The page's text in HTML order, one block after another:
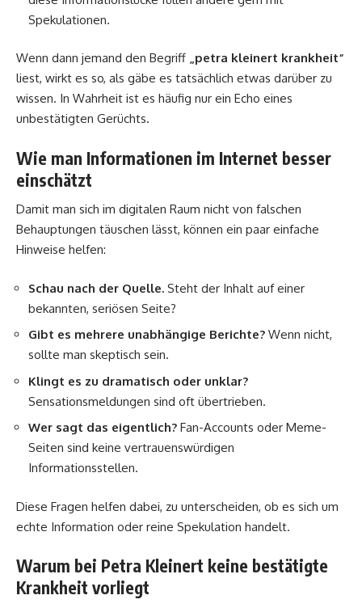
Spekulationen.
Wenn dann jemand den Begriff „petra kleinert krankheit“
liest, wirkt es so, als gäbe es tatsächlich etwas darüber zu
wissen. In Wahrheit ist es häufig nur ein Echo eines
unbestätigten Gerüchts.
Wie man Informationen im Internet besser
einschätzt
Damit man sich im digitalen Raum nicht von falschen
Behauptungen täuschen lässt, können ein paar einfache
Hinweise helfen:
Schau nach der Quelle. Steht der Inhalt auf einer
bekannten, seriösen Seite?
Gibt es mehrere unabhängige Berichte? Wenn nicht,
sollte man skeptisch sein.
Klingt es zu dramatisch oder unklar?
Sensationsmeldungen sind oft übertrieben.
Wer sagt das eigentlich? Fan-Accounts oder Meme-
Seiten sind keine vertrauenswürdigen
Informationsstellen.
Diese Fragen helfen dabei, zu unterscheiden, ob es sich um
echte Information oder reine Spekulation handelt.
Warum bei Petra Kleinert keine bestätigte
Krankheit vorliegt